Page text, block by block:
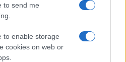
to send me
to enable storage
cookies on web or